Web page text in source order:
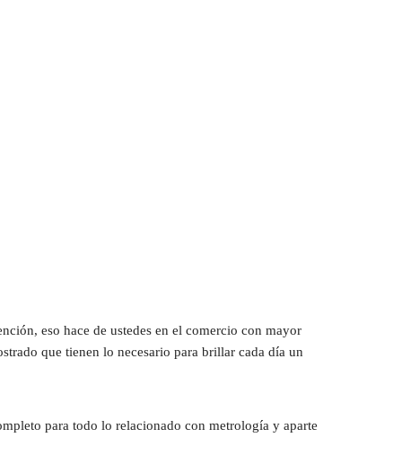
eso hace de ustedes en el comercio con mayor
que tienen lo necesario para brillar cada día un
para todo lo relacionado con metrología y aparte